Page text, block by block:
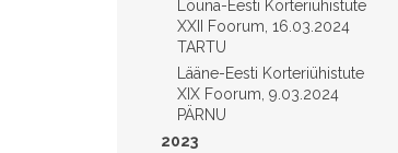
Lõuna-Eesti Korteriühistute
XXII Foorum, 16.03.2024
TARTU
Lääne-Eesti Korteriühistute
XIX Foorum, 9.03.2024
PÄRNU
2023